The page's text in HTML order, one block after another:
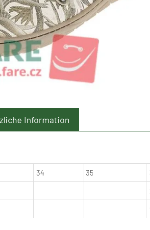
Information
34 35